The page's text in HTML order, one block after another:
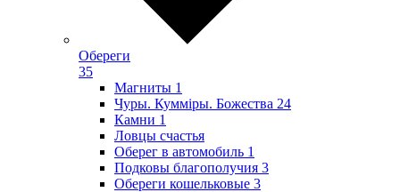
Обереги
35
Магниты 1
Чуры. Куммiры. Божества 24
Камни 1
Ловцы счастья
Оберег в автомобиль 1
Подковы благополучия 3
Обереги кошельковые 3